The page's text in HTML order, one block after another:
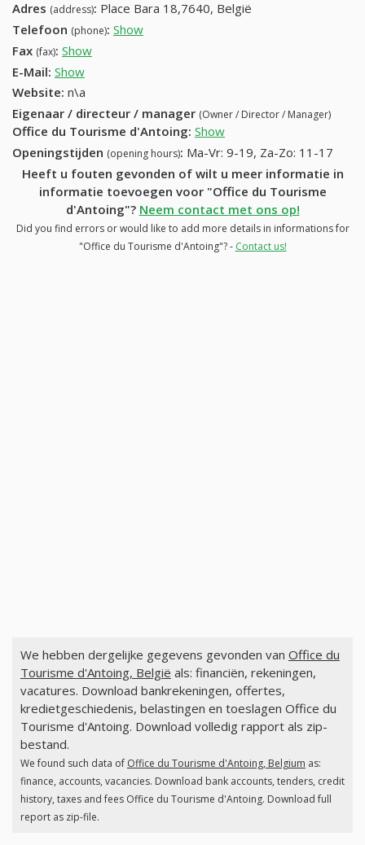
Adres (address): Place Bara 18,7640, België
Telefoon (phone): Show
Fax (fax): Show
E-Mail: Show
Website: n\a
Eigenaar / directeur / manager (Owner / Director / Manager)
Office du Tourisme d'Antoing: Show
Openingstijden (opening hours): Ma-Vr: 9-19, Za-Zo: 11-17
Heeft u fouten gevonden of wilt u meer informatie in
informatie toevoegen voor "Office du Tourisme
d'Antoing"? Neem contact met ons op!
Did you find errors or would like to add more details in informations for
"Office du Tourisme d'Antoing"? - Contact us!
We hebben dergelijke gegevens gevonden van Office du
Tourisme d'Antoing, België als: financiën, rekeningen,
vacatures. Download bankrekeningen, offertes,
kredietgeschiedenis, belastingen en toeslagen Office du
Tourisme d'Antoing. Download volledig rapport als zip-
bestand.
We found such data of Office du Tourisme d'Antoing, Belgium as:
finance, accounts, vacancies. Download bank accounts, tenders, credit
history, taxes and fees Office du Tourisme d'Antoing. Download full
report as zip-file.